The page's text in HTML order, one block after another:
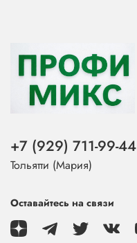
+7 (929) 711-99-44
Тольятти (Мария)
Оставайтесь на связи